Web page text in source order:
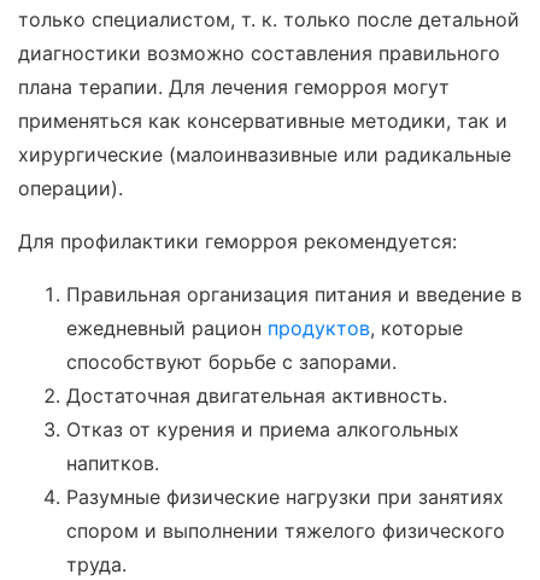
только специалистом, т. к. только после детальной
диагностики возможно составления правильного
плана терапии. Для лечения геморроя могут
применяться как консервативные методики, так и
хирургические (малоинвазивные или радикальные
операции).
Для профилактики геморроя рекомендуется:
Правильная организация питания и введение в
ежедневный рацион продуктов, которые
способствуют борьбе с запорами.
Достаточная двигательная активность.
Отказ от курения и приема алкогольных
напитков.
Разумные физические нагрузки при занятиях
спором и выполнении тяжелого физического
труда.